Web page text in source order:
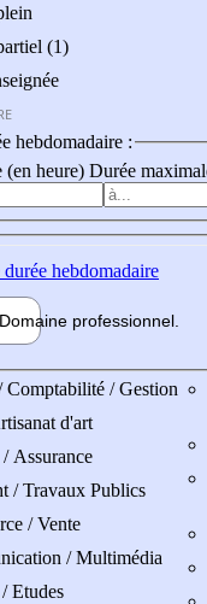
(1)
hebdomadaire :
(en heure) Durée
hebdomadaire
Domaine professionnel
Comptabilité / Gestion
d'art
Assurance
/ Travaux Publics
/ Vente
/ Multimédia
Etudes